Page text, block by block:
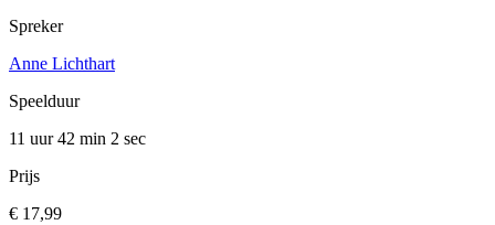
Spreker
Anne Lichthart
Speelduur
11 uur 42 min 2 sec
Prijs
€ 17,99